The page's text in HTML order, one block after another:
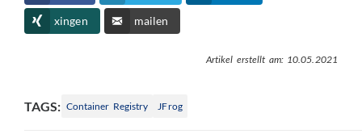
xingen mailen
Artikel erstellt am: 10.05.2021
TAGS: Container Registry JFrog